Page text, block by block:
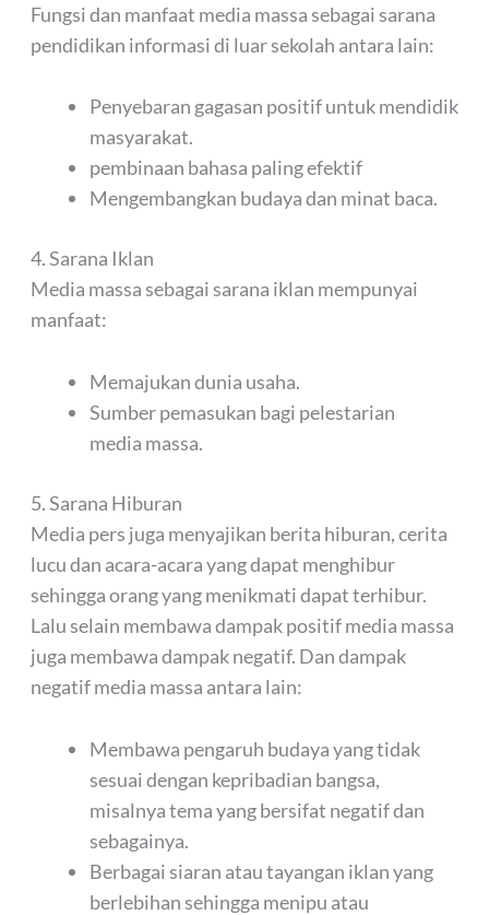
Fungsi dan manfaat media massa sebagai sarana
pendidikan informasi di luar sekolah antara lain:
Penyebaran gagasan positif untuk mendidik
masyarakat.
pembinaan bahasa paling efektif
Mengembangkan budaya dan minat baca.
4. Sarana Iklan
Media massa sebagai sarana iklan mempunyai
manfaat:
Memajukan dunia usaha.
Sumber pemasukan bagi pelestarian
media massa.
5. Sarana Hiburan
Media pers juga menyajikan berita hiburan, cerita
lucu dan acara-acara yang dapat menghibur
sehingga orang yang menikmati dapat terhibur.
Lalu selain membawa dampak positif media massa
juga membawa dampak negatif. Dan dampak
negatif media massa antara lain:
Membawa pengaruh budaya yang tidak
sesuai dengan kepribadian bangsa,
misalnya tema yang bersifat negatif dan
sebagainya.
Berbagai siaran atau tayangan iklan yang
berlebihan sehingga menipu atau